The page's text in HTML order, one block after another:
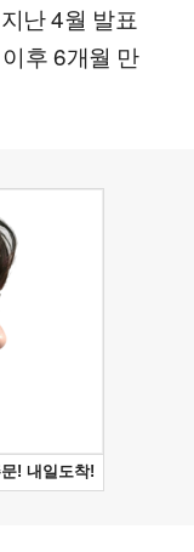
난 4월 발표
후 6개월 만